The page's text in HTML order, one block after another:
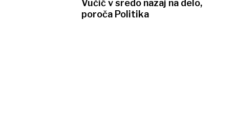
Vučić v sredo nazaj na delo,
poroča Politika